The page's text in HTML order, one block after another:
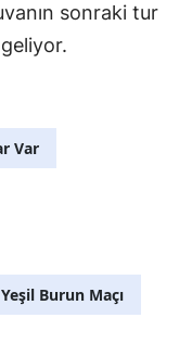
sonraki tur
Var
Burun Maçı